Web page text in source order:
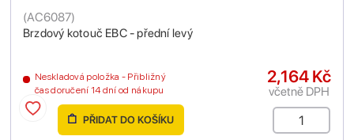
Brzdový kotouč EBC - přední levý
(AC6087)
Neskladová položka - Přibližný
čas doručení 14 dní od nákupu
2,164 Kč
včetně DPH
PŘIDAT DO KOŠÍKU